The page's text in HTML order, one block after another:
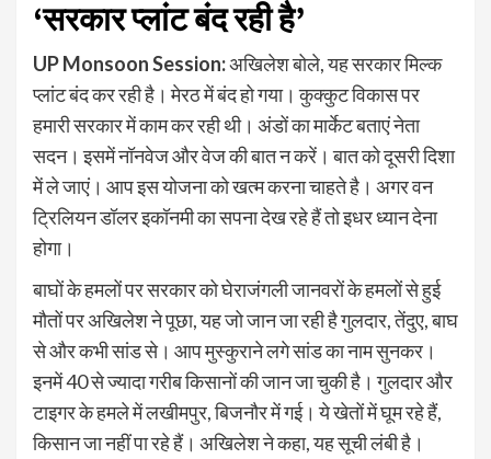
‘सरकार प्‍लांट बंद रही है’
UP Monsoon Session:अखिलेश बोले, यह सरकार मिल्‍क
प्‍लांट बंद कर रही है। मेरठ में बंद हो गया। कुक्‍कुट विकास पर
हमारी सरकार में काम कर रही थी। अंडों का मार्केट बताएं नेता
सदन। इसमें नॉनवेज और वेज की बात न करें। बात को दूसरी द‍िशा
में ले जाएं। आप इस योजना को खत्‍म करना चाहते है। अगर वन
ट्रिलियन डॉलर इकॉनमी का सपना देख रहे हैं तो इधर ध्‍यान देना
होगा।
बाघों के हमलों पर सरकार को घेराजंगली जानवरों के हमलों से हुई
मौतों पर अखिलेश ने पूछा, यह जो जान जा रही है गुलदार, तेंदुए, बाघ
से और कभी सांड से। आप मुस्‍कुराने लगे सांड का नाम सुनकर।
इनमें 40 से ज्‍यादा गरीब किसानों की जान जा चुकी है। गुलदार और
टाइगर के हमले में लखीमपुर, बिजनौर में गई। ये खेतों में घूम रहे हैं,
किसान जा नहीं पा रहे हैं। अखिलेश ने कहा, यह सूची लंबी है।